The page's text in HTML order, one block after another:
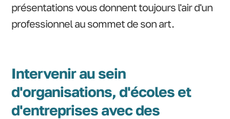
présentations vous donnent toujours l'air d'un
professionnel au sommet de son art.
Intervenir au sein
d'organisations, d'écoles et
d'entreprises avec des